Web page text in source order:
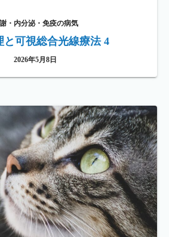
・内分泌・免疫の病気
と可視総合光線療法 4
2026年5月8日